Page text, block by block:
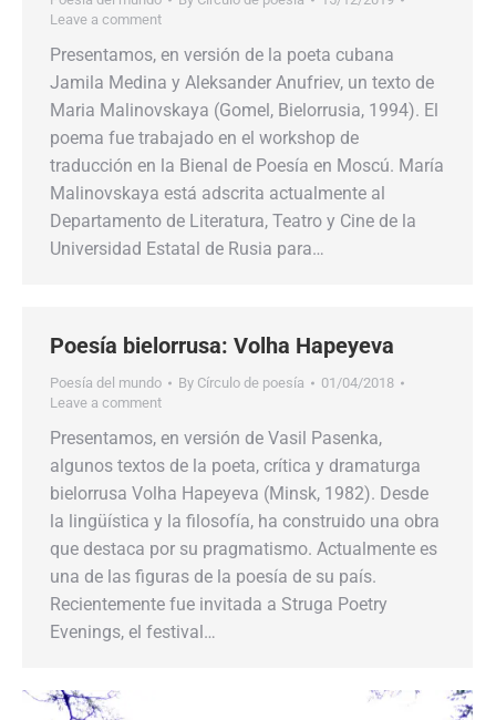
Leave a comment
Presentamos, en versión de la poeta cubana
Jamila Medina y Aleksander Anufriev, un texto de
Maria Malinovskaya (Gomel, Bielorrusia, 1994). El
poema fue trabajado en el workshop de
traducción en la Bienal de Poesía en Moscú. María
Malinovskaya está adscrita actualmente al
Departamento de Literatura, Teatro y Cine de la
Universidad Estatal de Rusia para…
Poesía bielorrusa: Volha Hapeyeva
Poesía del mundo By Círculo de poesía
01/04/2018
Leave a comment
Presentamos, en versión de Vasil Pasenka,
algunos textos de la poeta, crítica y dramaturga
bielorrusa Volha Hapeyeva (Minsk, 1982). Desde
la lingüística y la filosofía, ha construido una obra
que destaca por su pragmatismo. Actualmente es
una de las figuras de la poesía de su país.
Recientemente fue invitada a Struga Poetry
Evenings, el festival…